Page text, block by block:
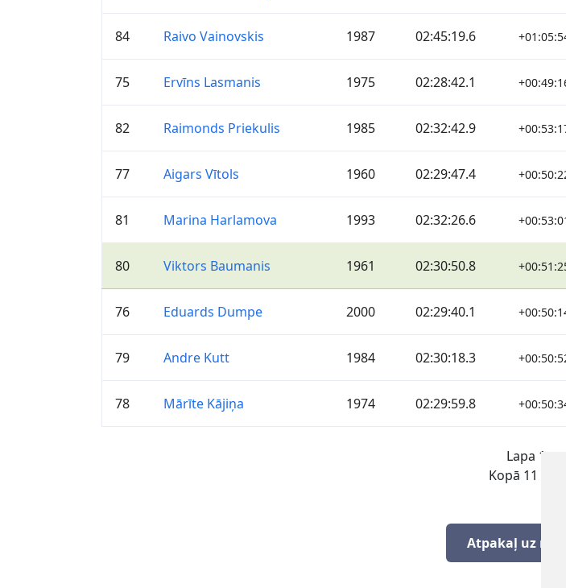
84 Raivo Vainovskis 1987 02:45:19.6
75 Ervīns Lasmanis 1975 02:28:42.1
82 Raimonds Priekulis 1985 02:32:42.9
77 Aigars Vītols 1960 02:29:47.4
81 Marina Harlamova 1993 02:32:26.6
80 Viktors Baumanis 1961 02:30:50.8
76 Eduards Dumpe 2000 02:29:40.1
79 Andre Kutt 1984 02:30:18.3
78 Mārīte Kājiņa 1974 02:29:59.8
Lapa 1 no
Kopā 11
Atpakaļ uz